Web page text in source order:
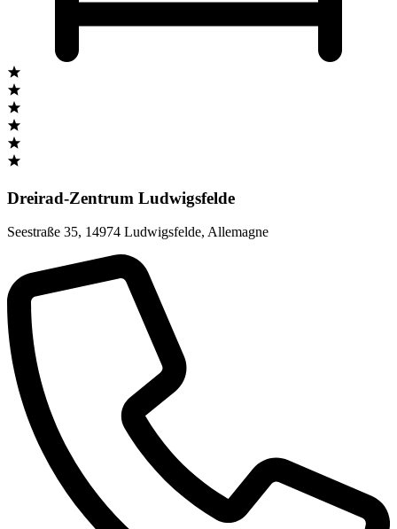
Dreirad-Zentrum Ludwigsfelde
Seestraße 35, 14974 Ludwigsfelde, Allemagne